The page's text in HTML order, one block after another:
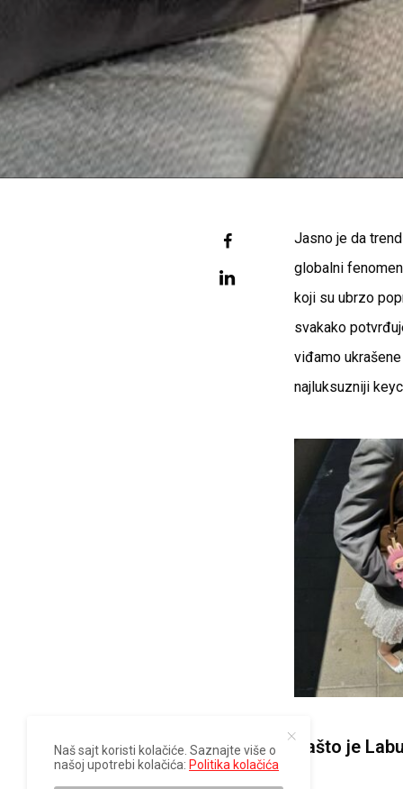
Jasno je da
globalni
koji su ubrzo
svakako
viđamo
najluksuzniji
Zašto je
Naš sajt koristi kolačiće. Saznajte više o
našoj upotrebi kolačića: Politika kolačića